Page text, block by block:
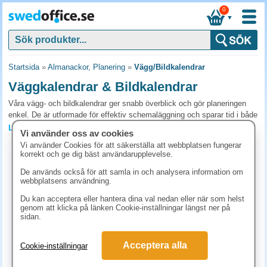
▼
0
Startsida» Almanackor, Planering » Vägg/Bildkalendrar
Väggkalendrar & Bildkalendrar
Våra vägg- och bildkalendrar ger snabb överblick och gör planeringen
enkel. De är utformade för effektiv schemaläggning och sparar tid i både
hem och arbete. Köp en praktisk, platsbesparande och stilren kalender
som fungerar både som verktyg och dekoration.
Vanliga frågor och svar om väggkalendrar &
bildkalendrar
Vilken väggkalender ska jag välja?
Halvårskalendern (typ Hallonalmanackan) ger snabb översikt med datum
du vill skriva in möten direkt på väggen. Bildkalendrar fungerar
dessutom som dekoration.
Läs mer »
Vi använder oss av cookies
Vi använder Cookies för att säkerställa att webbplatsen fungerar
korrekt och ge dig bäst användarupplevelse.
De används också för att samla in och analysera information om
webbplatsens användning.
Du kan acceptera eller hantera dina val nedan eller när som helst
genom att klicka på länken Cookie-inställningar längst ner på
sidan.
Cookie-inställningar Acceptera alla